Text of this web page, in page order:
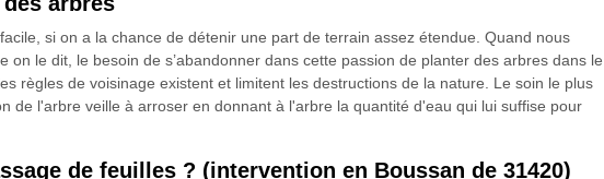
si on a la chance de détenir une part de terrain assez étendue. Quand nous
on le dit, le besoin de s’abandonner dans cette passion de planter des arbres dans le
règles de voisinage existent et limitent les destructions de la nature. Le soin le plus
de l'arbre veille à arroser en donnant à l'arbre la quantité d'eau qui lui suffise pour
de feuilles ? (intervention en Boussan de 31420)